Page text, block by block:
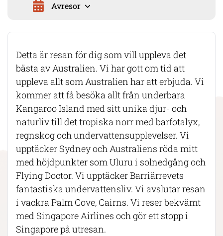
Avresor
Detta är resan för dig som vill uppleva det
bästa av Australien. Vi har gott om tid att
uppleva allt som Australien har att erbjuda. Vi
kommer att få besöka allt från underbara
Kangaroo Island med sitt unika djur- och
naturliv till det tropiska norr med barfotalyx,
regnskog och undervattensupplevelser. Vi
upptäcker Sydney och Australiens röda mitt
med höjdpunkter som Uluru i solnedgång och
Flying Doctor. Vi upptäcker Barriärrevets
fantastiska undervattensliv. Vi avslutar resan
i vackra Palm Cove, Cairns. Vi reser bekvämt
med Singapore Airlines och gör ett stopp i
Singapore på utresan.